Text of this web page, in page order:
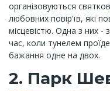
організовуються
любовних повір'їв, які
місцевістю. Одна з них -
час, коли тунелем
бажання одне на двох.
2. Парк